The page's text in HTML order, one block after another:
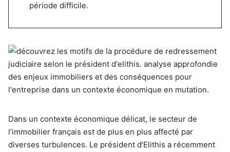
période difficile.
Dans un contexte économique délicat, le secteur de
l’immobilier français est de plus en plus affecté par
diverses turbulences. Le président d’Elithis a récemment